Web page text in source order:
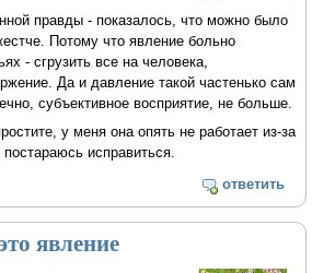
правды - показалось, что можно было
Потому что явление больно
- сгрузить все на человека,
Да и давление такой частенько сам
субъективное восприятие, не больше.
у меня она опять не работает из-за
исправиться.
ответить
явление